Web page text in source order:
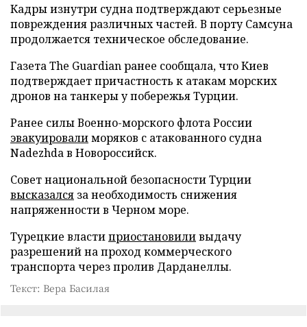
Кадры изнутри судна подтверждают серьезные
повреждения различных частей. В порту Самсуна
продолжается техническое обследование.
Газета The Guardian ранее сообщала, что Киев
подтверждает причастность к атакам морских
дронов на танкеры у побережья Турции.
Ранее силы Военно-морского флота России
эвакуировалиморяков с атакованного судна
Nadezhda в Новороссийск.
Совет национальной безопасности Турции
высказался за необходимость снижения
напряженности в Черном море.
Турецкие властиприостановиливыдачу
разрешений на проход коммерческого
транспорта через пролив Дарданеллы.
Текст: Вера Басилая